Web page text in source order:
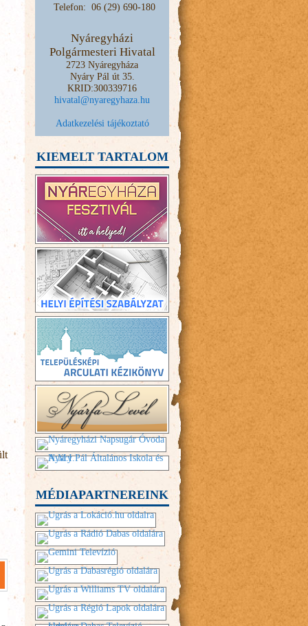
Telefon: 06 (29) 690-180
Nyáregyházi
Polgármesteri Hivatal
2723 Nyáregyháza
Nyáry Pál út 35.
KRID:300339716
hivatal@nyaregyhaza.hu
Adatkezelési tájékoztató
KIEMELT TARTALOM
MÉDIAPARTNEREINK